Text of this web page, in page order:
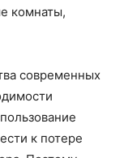
комнаты,
современных
к потере